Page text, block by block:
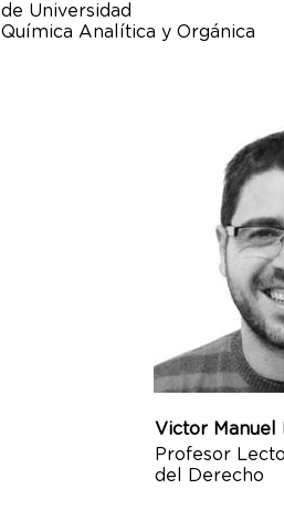
de Universidad
Química Analítica y Orgánica
Victor Manuel
Profesor
del Derecho